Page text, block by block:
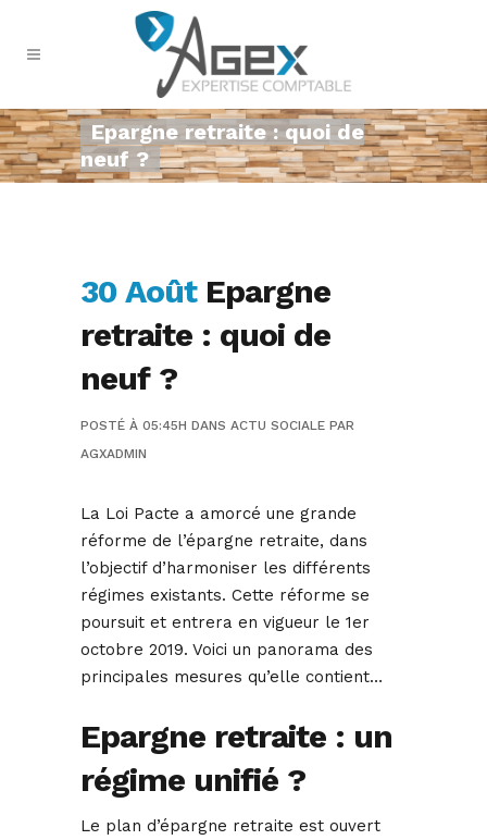
Epargne retraite : quoi de
neuf ?
30 AoûtEpargne
retraite : quoi de
neuf ?
POSTÉ À 05:45H DANS ACTU SOCIALE PAR
AGXADMIN
La Loi Pacte a amorcé une grande
réforme de l’épargne retraite, dans
l’objectif d’harmoniser les différents
régimes existants. Cette réforme se
poursuit et entrera en vigueur le 1er
octobre 2019. Voici un panorama des
principales mesures qu’elle contient…
Epargne retraite : un
régime unifié ?
Le plan d’épargne retraite est ouvert